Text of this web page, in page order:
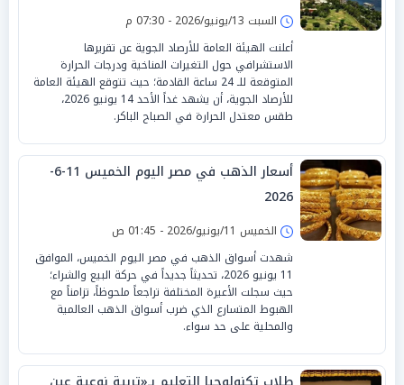
السبت 13/يونيو/2026 - 07:30 م
أعلنت الهيئة العامة للأرصاد الجوية عن تقريرها
الاستشرافي حول التغيرات المناخية ودرجات الحرارة
المتوقعة للـ 24 ساعة القادمة؛ حيث تتوقع الهيئة العامة
للأرصاد الجوية، أن يشهد غداً الأحد 14 يونيو 2026،
طقس معتدل الحرارة في الصباح الباكر.
أسعار الذهب في مصر اليوم الخميس 11-6-
2026
الخميس 11/يونيو/2026 - 01:45 ص
شهدت أسواق الذهب في مصر اليوم الخميس، الموافق
11 يونيو 2026، تحديثاً جديداً في حركة البيع والشراء؛
حيث سجلت الأعيرة المختلفة تراجعاً ملحوظاً، تزامناً مع
الهبوط المتسارع الذي ضرب أسواق الذهب العالمية
والمحلية على حد سواء.